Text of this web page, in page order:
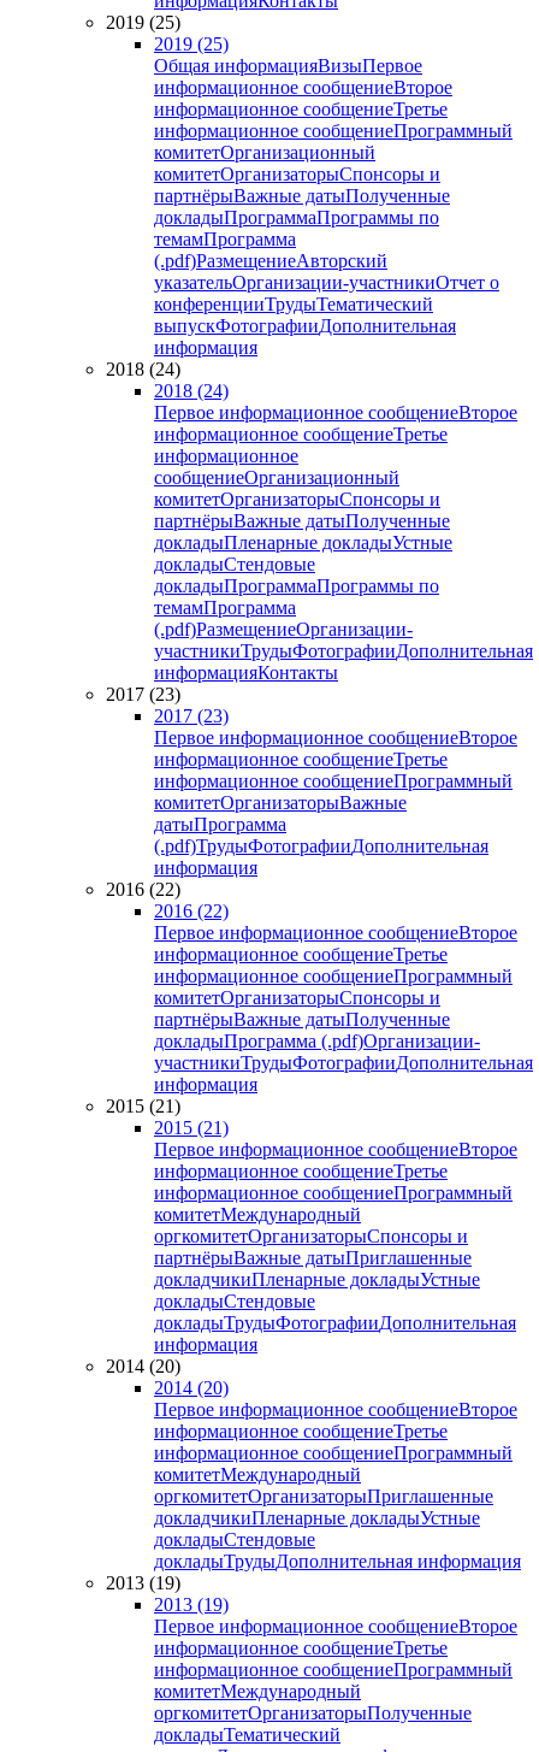
2019 (25)
2019 (25)
Общая информацияВизыПервое
информационное сообщениеВторое
информационное сообщениеТретье
информационное сообщениеПрограммный
комитетОрганизационный
комитетОрганизаторыСпонсоры и
партнёрыВажные датыПолученные
докладыПрограммаПрограммы по
темамПрограмма
(.pdf)РазмещениеАвторский
указательОрганизации-участникиОтчет о
конференцииТрудыТематический
выпускФотографииДополнительная
информация
2018 (24)
2018 (24)
Первое информационное сообщениеВторое
информационное сообщениеТретье
информационное
сообщениеОрганизационный
комитетОрганизаторыСпонсоры и
партнёрыВажные датыПолученные
докладыПленарные докладыУстные
докладыСтендовые
докладыПрограммаПрограммы по
темамПрограмма
(.pdf)РазмещениеОрганизации-
участникиТрудыФотографииДополнительная
информацияКонтакты
2017 (23)
2017 (23)
Первое информационное сообщениеВторое
информационное сообщениеТретье
информационное сообщениеПрограммный
комитетОрганизаторыВажные
датыПрограмма
(.pdf)ТрудыФотографииДополнительная
информация
2016 (22)
2016 (22)
Первое информационное сообщениеВторое
информационное сообщениеТретье
информационное сообщениеПрограммный
комитетОрганизаторыСпонсоры и
партнёрыВажные датыПолученные
докладыПрограмма (.pdf)Организации-
участникиТрудыФотографииДополнительная
информация
2015 (21)
2015 (21)
Первое информационное сообщениеВторое
информационное сообщениеТретье
информационное сообщениеПрограммный
комитетМеждународный
оргкомитетОрганизаторыСпонсоры и
партнёрыВажные датыПриглашенные
докладчикиПленарные докладыУстные
докладыСтендовые
докладыТрудыФотографииДополнительная
информация
2014 (20)
2014 (20)
Первое информационное сообщениеВторое
информационное сообщениеТретье
информационное сообщениеПрограммный
комитетМеждународный
оргкомитетОрганизаторыПриглашенные
докладчикиПленарные докладыУстные
докладыСтендовые
докладыТрудыДополнительная информация
2013 (19)
2013 (19)
Первое информационное сообщениеВторое
информационное сообщениеТретье
информационное сообщениеПрограммный
комитетМеждународный
оргкомитетОрганизаторыПолученные
докладыТематический